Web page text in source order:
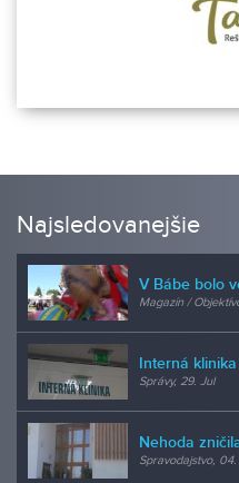
Najsledovanejšie
V Bábe bolo
Magazín /
Interná
Správy, 29. Jul
Nehoda
Spravodajstvo,